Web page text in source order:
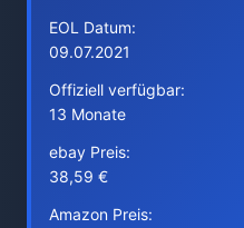
EOL Datum:
09.07.2021
Offiziell verfügbar:
13 Monate
ebay Preis:
38,59 €
Amazon Preis: